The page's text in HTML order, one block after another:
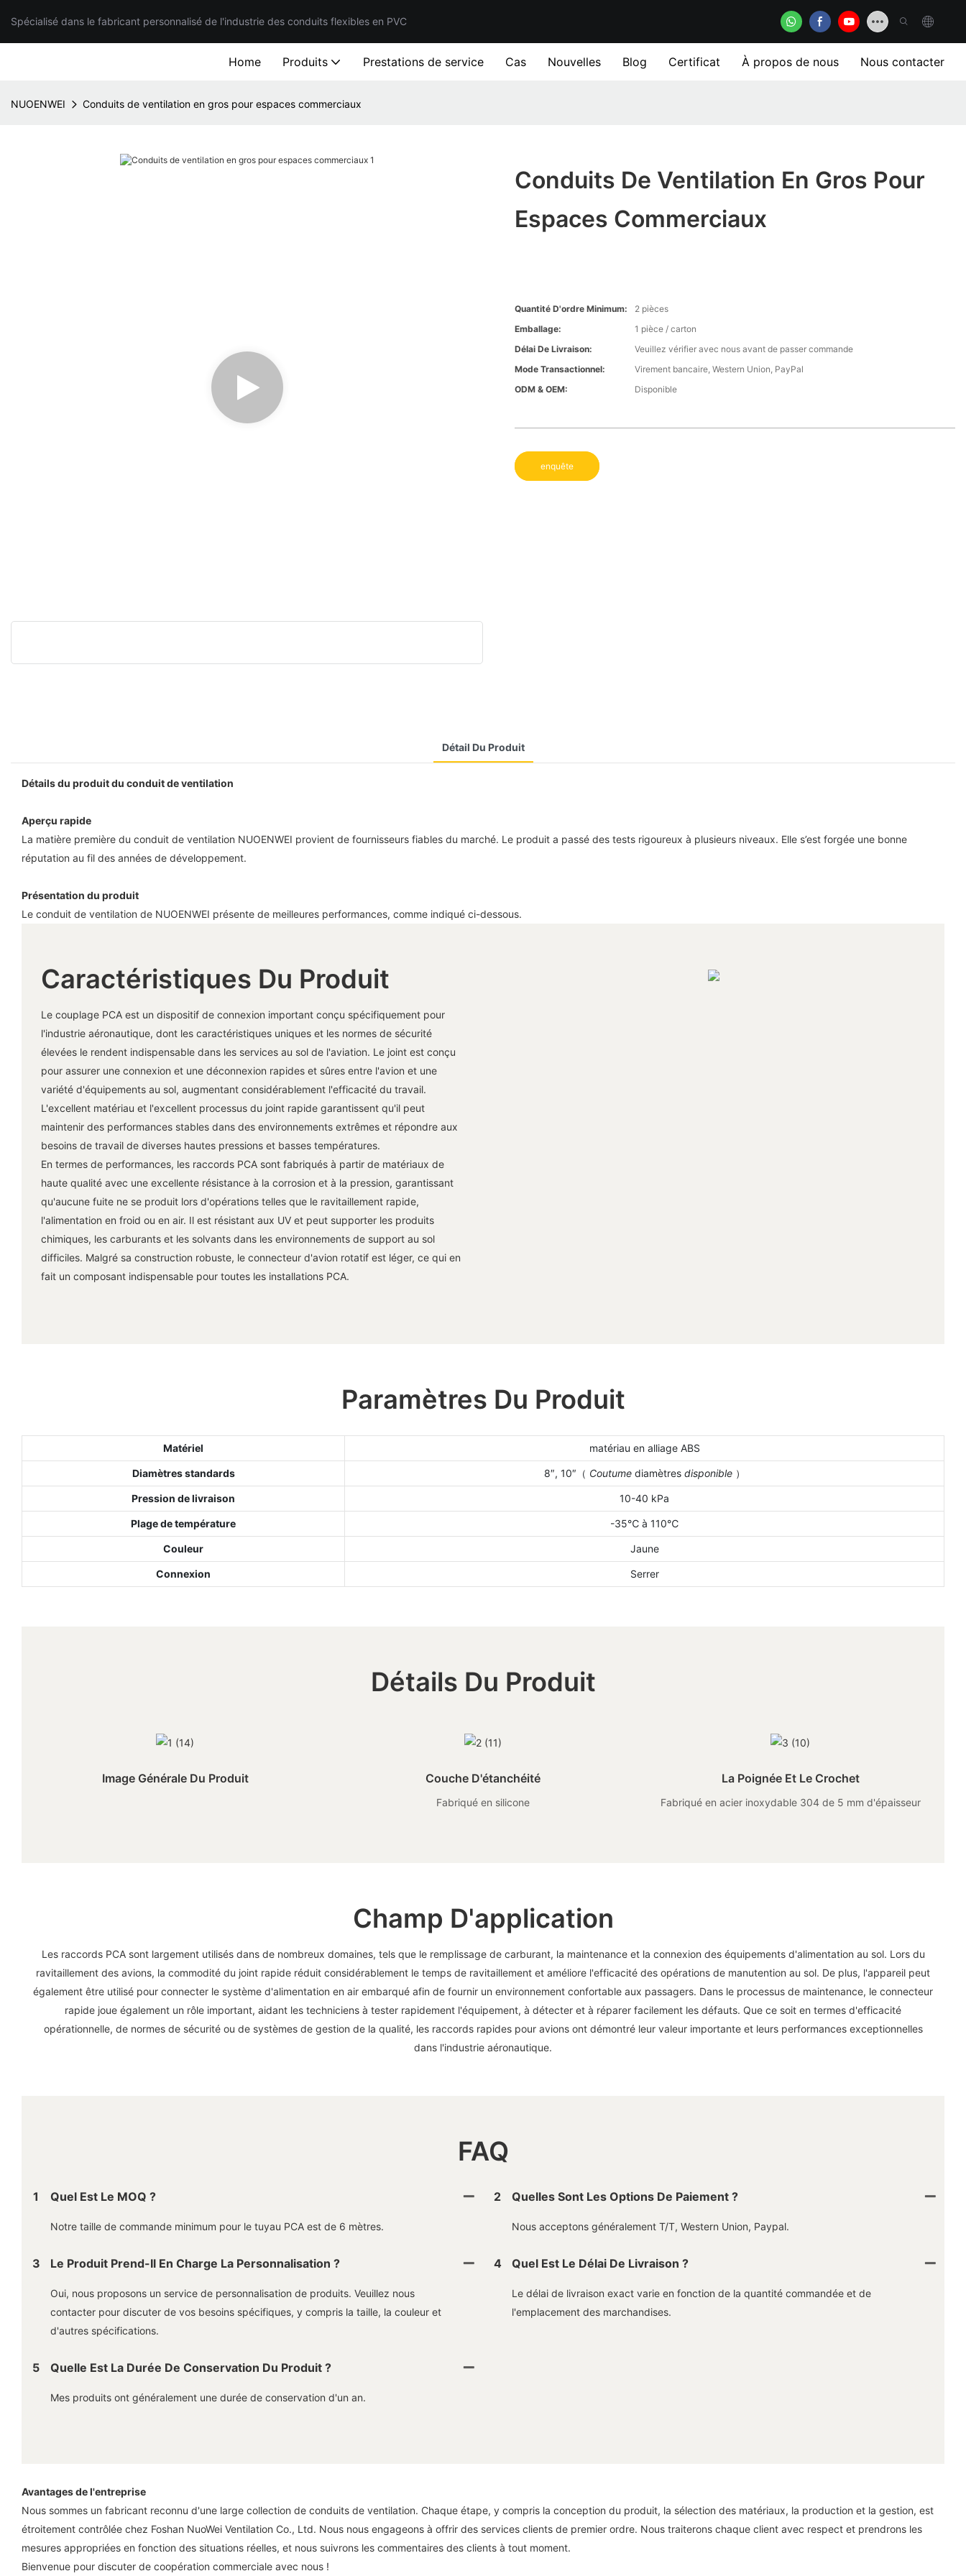
Spécialisé dans le fabricant personnalisé de l'industrie des conduits flexibles en PVC
Home Produits Prestations de service Cas Nouvelles Blog Certificat À propos de nous Nous contacter
NUOENWEI Conduits de ventilation en gros pour espaces commerciaux
Conduits De Ventilation En Gros Pour
Espaces Commerciaux
Quantité D'ordre Minimum:
2 pièces
Emballage:
1 pièce / carton
Délai De Livraison:
Veuillez vérifier avec nous avant de passer commande
Mode Transactionnel:
Virement bancaire, Western Union, PayPal
ODM & OEM:
Disponible
enquête
Détail Du Produit
Détails du produit du conduit de ventilation
Aperçu rapide
La matière première du conduit de ventilation NUOENWEI provient de fournisseurs fiables du marché. Le produit a passé des tests rigoureux à plusieurs niveaux. Elle s’est forgée une bonne
réputation au fil des années de développement.
Présentation du produit
Le conduit de ventilation de NUOENWEI présente de meilleures performances, comme indiqué ci-dessous.
Caractéristiques Du Produit
Le couplage PCA est un dispositif de connexion important conçu spécifiquement pour
l'industrie aéronautique, dont les caractéristiques uniques et les normes de sécurité
élevées le rendent indispensable dans les services au sol de l'aviation. Le joint est conçu
pour assurer une connexion et une déconnexion rapides et sûres entre l'avion et une
variété d'équipements au sol, augmentant considérablement l'efficacité du travail.
L'excellent matériau et l'excellent processus du joint rapide garantissent qu'il peut
maintenir des performances stables dans des environnements extrêmes et répondre aux
besoins de travail de diverses hautes pressions et basses températures.
En termes de performances, les raccords PCA sont fabriqués à partir de matériaux de
haute qualité avec une excellente résistance à la corrosion et à la pression, garantissant
qu'aucune fuite ne se produit lors d'opérations telles que le ravitaillement rapide,
l'alimentation en froid ou en air. Il est résistant aux UV et peut supporter les produits
chimiques, les carburants et les solvants dans les environnements de support au sol
difficiles. Malgré sa construction robuste, le connecteur d'avion rotatif est léger, ce qui en
fait un composant indispensable pour toutes les installations PCA.
Paramètres Du Produit
Matériel matériau en alliage ABS
Diamètres standards 8″, 10″（ Coutume diamètres disponible ）
Pression de livraison 10-40 kPa
Plage de température -35℃ à 110℃
Couleur Jaune
Connexion Serrer
Détails Du Produit
Image Générale Du Produit Couche D'étanchéité
Fabriqué en silicone
La Poignée Et Le Crochet
Fabriqué en acier inoxydable 304 de 5 mm d'épaisseur
Champ D'application
Les raccords PCA sont largement utilisés dans de nombreux domaines, tels que le remplissage de carburant, la maintenance et la connexion des équipements d'alimentation au sol. Lors du
ravitaillement des avions, la commodité du joint rapide réduit considérablement le temps de ravitaillement et améliore l'efficacité des opérations de manutention au sol. De plus, l'appareil peut
également être utilisé pour connecter le système d'alimentation en air embarqué afin de fournir un environnement confortable aux passagers. Dans le processus de maintenance, le connecteur
rapide joue également un rôle important, aidant les techniciens à tester rapidement l'équipement, à détecter et à réparer facilement les défauts. Que ce soit en termes d'efficacité
opérationnelle, de normes de sécurité ou de systèmes de gestion de la qualité, les raccords rapides pour avions ont démontré leur valeur importante et leurs performances exceptionnelles
dans l'industrie aéronautique.
FAQ
1 Quel Est Le MOQ ?
Notre taille de commande minimum pour le tuyau PCA est de 6 mètres.
2 Quelles Sont Les Options De Paiement ?
Nous acceptons généralement T/T, Western Union, Paypal.
3 Le Produit Prend-Il En Charge La Personnalisation ?
Oui, nous proposons un service de personnalisation de produits. Veuillez nous
contacter pour discuter de vos besoins spécifiques, y compris la taille, la couleur et
d'autres spécifications.
4 Quel Est Le Délai De Livraison ?
Le délai de livraison exact varie en fonction de la quantité commandée et de
l'emplacement des marchandises.
5 Quelle Est La Durée De Conservation Du Produit ?
Mes produits ont généralement une durée de conservation d'un an.
Avantages de l'entreprise
Nous sommes un fabricant reconnu d'une large collection de conduits de ventilation. Chaque étape, y compris la conception du produit, la sélection des matériaux, la production et la gestion, est
étroitement contrôlée chez Foshan NuoWei Ventilation Co., Ltd. Nous nous engageons à offrir des services clients de premier ordre. Nous traiterons chaque client avec respect et prendrons les
mesures appropriées en fonction des situations réelles, et nous suivrons les commentaires des clients à tout moment.
Bienvenue pour discuter de coopération commerciale avec nous !